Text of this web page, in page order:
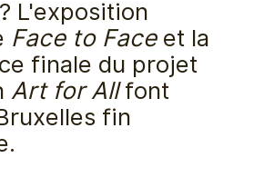
L'exposition
Face to Faceet la
finale du projet
Art for Allfont
fin